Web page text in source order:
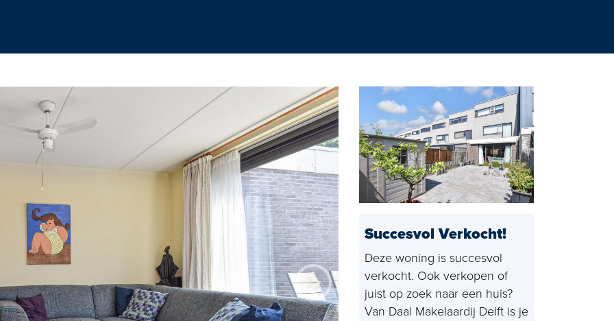
Vestiging Delft Vestiging Rijswijk
Succesvol Verkocht!
Deze woning is succesvol
verkocht. Ook verkopen of
juist op zoek naar een huis?
Van Daal Makelaardij Delft is je